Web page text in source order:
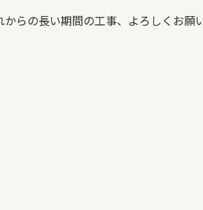
からの長い期間の工事、よろしくお願